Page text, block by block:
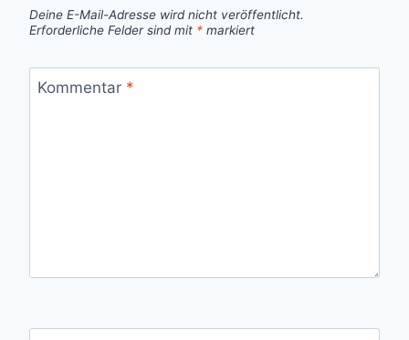
Deine E-Mail-Adresse wird nicht veröffentlicht.
Erforderliche Felder sind mit * markiert
Kommentar *